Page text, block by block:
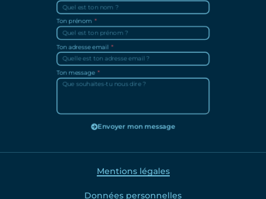
Ton prénom
Ton adresse email
Ton message
Envoyer mon message
Mentions légales
Données personnelles